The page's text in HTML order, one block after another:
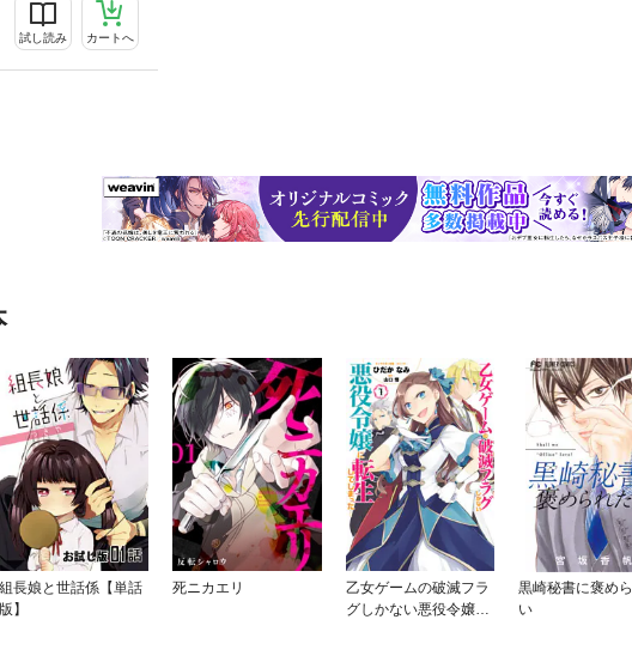
試し読み カートへ
組長娘と世話係【単話
版】
死ニカエリ
乙女ゲームの破滅フラ
グしかない悪役令嬢に
黒崎秘書に褒め
い